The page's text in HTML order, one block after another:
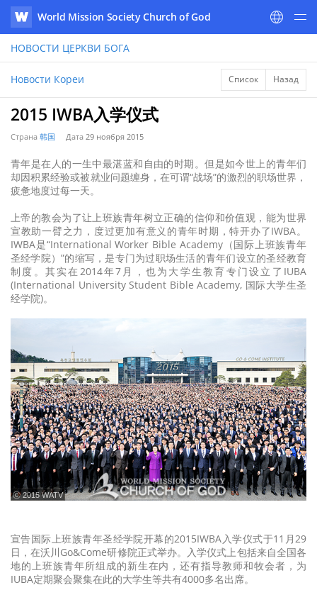
WATV
World Mission Society Church of God
НОВОСТИ ЦЕРКВИ БОГА
Новости Кореи Список Назад
2015 IWBA入学仪式
Страна 韩国 Дата 29 ноября 2015
青年是在人的一生中最湛蓝和自由的时期。但是如今世上的青年们
却因积累经验或被就业问题缠身，在可谓“战场”的激烈的职场世界，
疲惫地度过每一天。
上帝的教会为了让上班族青年树立正确的信仰和价值观，能为世界
宣教助一臂之力，度过更加有意义的青年时期，特开办了IWBA。
IWBA是“International Worker Bible Academy（国际上班族青年
圣经学院）”的缩写，是专门为过职场生活的青年们设立的圣经教育
制度。其实在2014年7月，也为大学生教育专门设立了IUBA
(International University Student Bible Academy, 国际大学生圣
经学院)。
ⓒ 2015 WATV
宣告国际上班族青年圣经学院开幕的2015IWBA入学仪式于11月29
日，在沃川Go&Come研修院正式举办。入学仪式上包括来自全国各
地的上班族青年所组成的新生在内，还有指导教师和牧会者，为
IUBA定期聚会聚集在此的大学生等共有4000多名出席。